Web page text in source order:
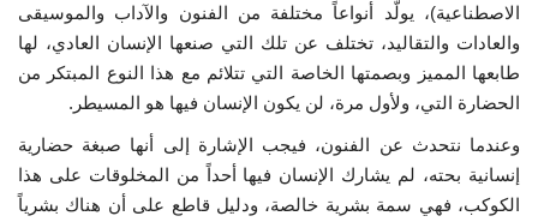
الاصطناعية)، يولّد أنواعاً مختلفة من الفنون والآداب والموسيقى
والعادات والتقاليد، تختلف عن تلك التي صنعها الإنسان العادي، لها
طابعها المميز وبصمتها الخاصة التي تتلائم مع هذا النوع المبتكر من
الحضارة التي، ولأول مرة، لن يكون الإنسان فيها هو المسيطر.
وعندما نتحدث عن الفنون، فيجب الإشارة إلى أنها صبغة حضارية
إنسانية بحته، لم يشارك الإنسان فيها أحداً من المخلوقات على هذا
الكوكب، فهي سمة بشرية خالصة، ودليل قاطع على أن هناك بشرياً